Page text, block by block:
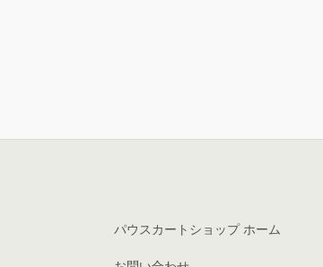
パウスカートショップ ホーム